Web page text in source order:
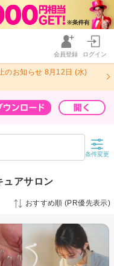
会員登録 ログイン
のお知らせ 8月12日 (水)
条件変更
ュアサロン
おすすめ順 (PR優先表示)